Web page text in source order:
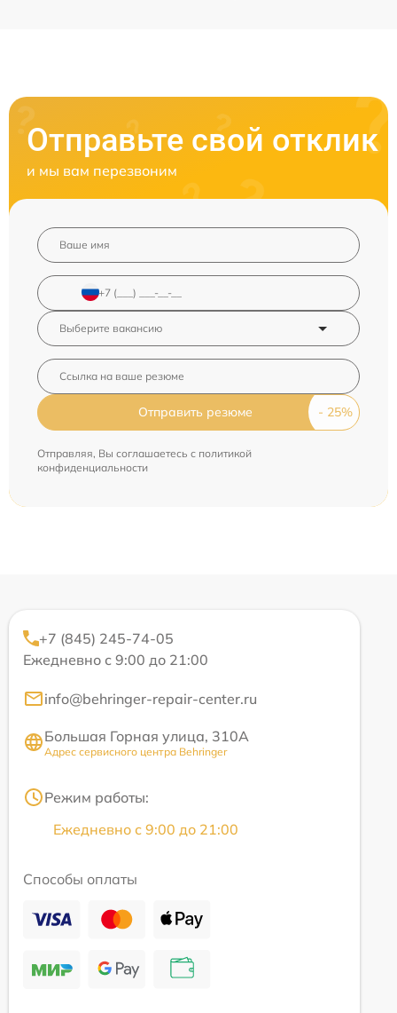
Отправьте свой отклик
и мы вам перезвоним
Отправить резюме
Отправляя, Вы соглашаетесь с политикой
конфиденциальности
+7 (845) 245-74-05
Ежедневно с 9:00 до 21:00
info@behringer-repair-center.ru
Большая Горная улица, 310А
Адрес сервисного центра Behringer
Режим работы:
Ежедневно с 9:00 до 21:00
Способы оплаты